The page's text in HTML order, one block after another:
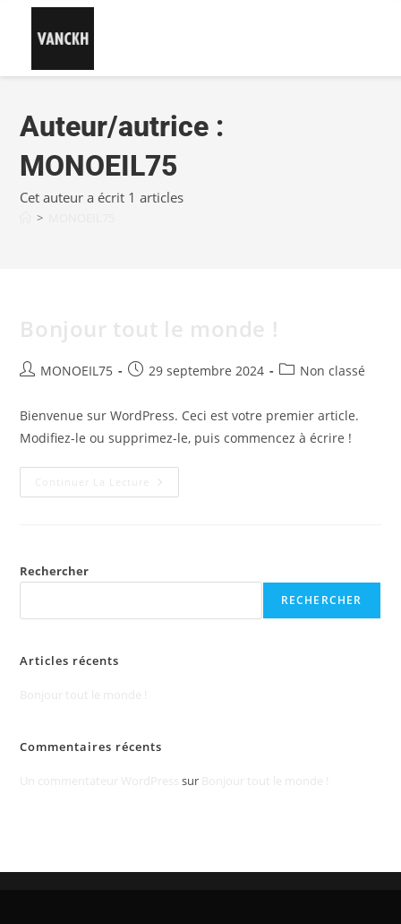
Auteur/autrice :
MONOEIL75
Cet auteur a écrit 1 articles
>
Bonjour tout le monde !
MONOEIL75 29 septembre 2024 Non classé
Bienvenue sur WordPress. Ceci est votre premier article.
Modifiez-le ou supprimez-le, puis commencez à écrire !
Continuer La Lecture
Rechercher
RECHERCHER
Articles récents
Bonjour tout le monde !
Commentaires récents
Un commentateur WordPress sur Bonjour tout le monde !